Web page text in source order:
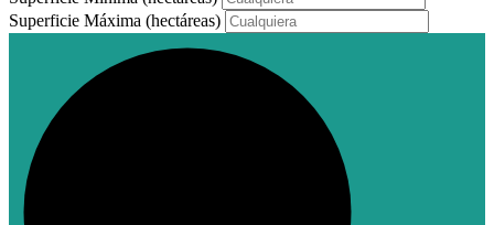
Superficie Máxima (hectáreas)